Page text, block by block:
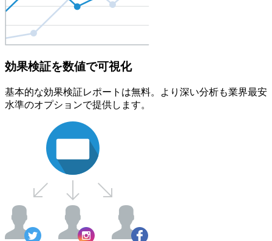
効果検証を数値で可視化
基本的な効果検証レポートは無料。より深い分析も業界最安
水準のオプションで提供します。